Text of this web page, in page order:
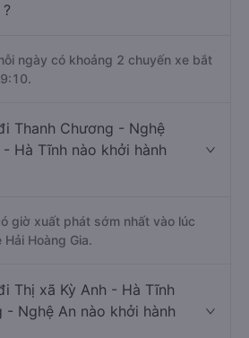
ngày có khoảng 2 chuyến xe bắt
Thanh Chương - Nghệ
Hà Tĩnh nào khởi hành
giờ xuất phát sớm nhất vào lúc
Hoàng Gia.
Thị xã Kỳ Anh - Hà Tĩnh
- Nghệ An nào khởi hành